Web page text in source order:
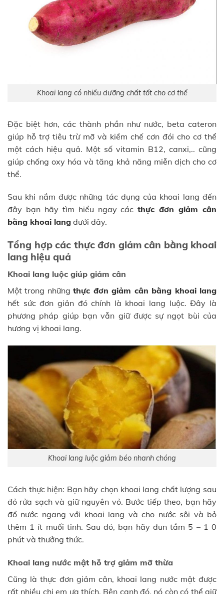
Khoai lang có nhiều dưỡng chất tốt cho cơ thể
Đặc biệt hơn, các thành phần như nước, beta cateron
giúp hỗ trợ tiêu trừ mỡ và kiềm chế cơn đói cho cơ thể
một cách hiệu quả. Một số vitamin B12, canxi,.. cũng
giúp chống oxy hóa và tăng khả năng miễn dịch cho cơ
thể.
Sau khi nắm được những tác dụng của khoai lang đến
đây bạn hãy tìm hiểu ngay cácthực đơn giảm cân
bằng khoai lang dưới đây.
Tổng hợp các thực đơn giảm cân bằng khoai
lang hiệu quả
Khoai lang luộc giúp giảm cân
Một trong nhữngthực đơn giảm cân bằng khoai lang
hết sức đơn giản đó chính là khoai lang luộc. Đây là
phương pháp giúp bạn vẫn giữ được sự ngọt bùi của
hương vị khoai lang.
Khoai lang luộc giảm béo nhanh chóng
Cách thực hiện: Bạn hãy chọn khoai lang chất lượng sau
đỏ rửa sạch và giữ nguyên vỏ. Bước tiếp theo, bạn hãy
đổ nước ngang với khoai lang và cho nước sôi và bỏ
thêm 1 ít muối tinh. Sau đó, bạn hãy đun tầm 5 – 1 0
phút và thưởng thức.
Khoai lang nước mật hỗ trợ giảm mỡ thừa
Cũng là thực đơn giảm cân, khoai lang nước mật được
rất nhiều chị em ưa thích. Bên cạnh đó, nó còn có thể giữ